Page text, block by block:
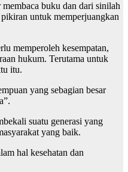
buku dan dari sinilah
untuk memperjuangkan
memperoleh kesempatan,
hukum. Terutama untuk
itu.
yang sebagian besar
suatu generasi yang
yang baik.
hal kesehatan dan